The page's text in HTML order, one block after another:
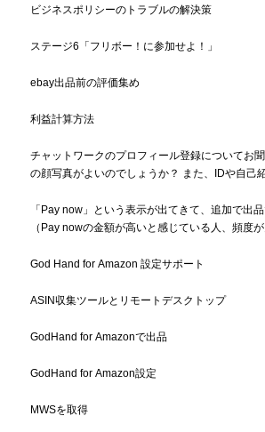
ビジネスポリシーのトラブルの解決策
ステージ6「フリボー！に参加せよ！」
ebay出品前の評価集め
利益計算方法
チャットワークのプロフィール登録についてお
の顔写真がよいのでしょうか？ また、IDや自己
「Pay now」という表示が出てきて、追加で出
（Pay nowの金額が高いと感じている人、頻度
God Hand for Amazon 設定サポート
ASIN収集ツールとリモートデスクトップ
GodHand for Amazonで出品
GodHand for Amazon設定
MWSを取得